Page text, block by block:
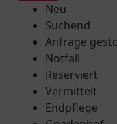
Neu
Suchend
Anfrage
Notfall
Reserviert
Vermittelt
Endpflege